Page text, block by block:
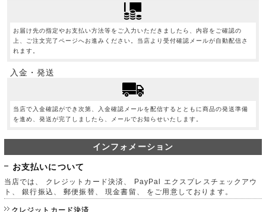
お届け先の指定やお支払い方法等をご入力いただきましたら、内容をご確認の
上、ご注文完了ページへお進みください。当店より受付確認メールが自動配信さ
れます。
入金・発送
当店で入金確認ができ次第、入金確認メールを配信するとともに商品の発送準備
を進め、発送が完了しましたら、メールでお知らせいたします。
インフォメーション
お支払いについて
当店では、 クレジットカード決済、 PayPal エクスプレスチェックアウ
ト、 銀行振込、 郵便振替、 現金書留、 をご用意しております。
クレジットカード決済